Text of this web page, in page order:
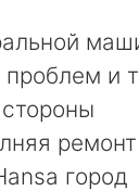
и
ремонт
город